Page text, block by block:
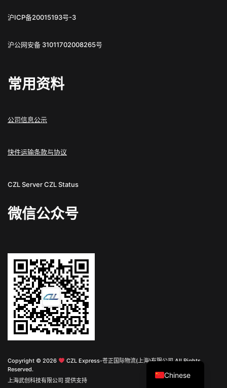
沪ICP备20015193号-3
沪公网安备 31011702008265号
常用资料
公司信息公示
快件运输条款与协议
CZL ServerCZL Status
微信公众号
Copyright © 2026
CZL Express-苍正国际物流(上海)有限公司 All Rights
Reserved.
上海武创科技有限公司 提供支持
Chinese
English